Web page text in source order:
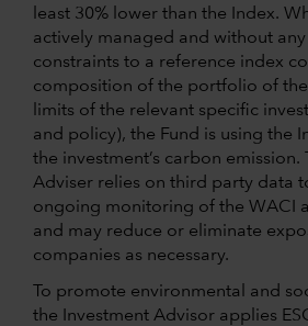
least 30% lower than the Index.
actively managed and without
constraints to a reference index
composition of the portfolio of
limits of the relevant specific
and policy), the Fund is using the
the investment’s carbon emission.
Adviser relies on third party data
ongoing monitoring of the WACI
and may reduce or eliminate
companies as necessary.
To promote environmental and
the Investment Advisor applies